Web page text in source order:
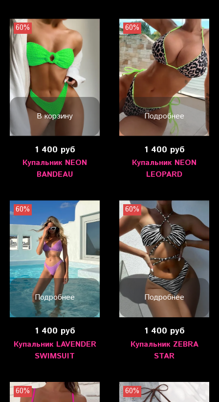
В корзину
60%
1 400 руб
Купальник NEON
BANDEAU
Подробнее
60%
1 400 руб
Купальник NEON
LEOPARD
Подробнее
60%
1 400 руб
Купальник LAVENDER
SWIMSUIT
Подробнее
60%
1 400 руб
Купальник ZEBRA
STAR
60% 60%